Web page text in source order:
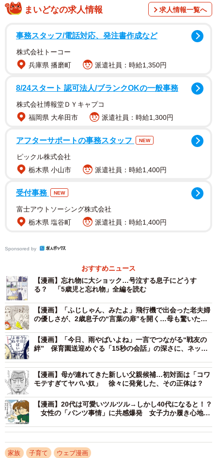
幼稚園に忘れてしまったことに気づき、「もうだめだ…だ
いしっぱいだ…」「めっちゃわるいことした！！」と号泣
してしまいました。そこにるしこさんが登場し、まずは息
たら話せるように優しく話しかけるのでした。
次に息子の気持ちをいくつかの選択肢の中から選んでもら
「怒られるかもしれないと思うと怖い」と答えた息子に対
と順序立てて説明するのでした。
まいどなの求人情報 求人情報一覧へ
事務スタッフ/電話対応、発注書作成など
株式会社トーコー
兵庫県 播磨町
派遣社員：時給1,350円
8/24スタート 認可法人/ブランクOKの一般事務
株式会社博報堂ＤＹキャプコ
福岡県 大牟田市
派遣社員：時給1,300円
アフターサポートの事務スタッフ NEW
ピックル株式会社
栃木県 小山市
派遣社員：時給1,400円
受付事務 NEW
富士アウトソーシング株式会社
栃木県 塩谷町
派遣社員：時給1,400円
Sponsored by
おすすめニュース
【漫画】忘れ物に大ショック…号泣する息子にどうす
る？ 「5歳児と忘れ物」全編を読む
【漫画】「ふじしゃん、みたよ」飛行機で出会った老夫婦
の優しさが、2歳息子の“言葉の扉”を開く…母も驚いた成
【漫画】「今日、雨やばいよね」一言でつながる“戦友の
絆” 保育園送迎めぐる「15秒の会話」の深さに、ネット
【漫画】母が連れてきた新しい父親候補…初対面は「コワ
モテすぎてヤバい奴」 徐々に発覚した、その正体は？
【漫画】20代は可愛いツルツル→しかし40代になると！？
女性の「パンツ事情」に共感爆発 女子力か履き心地
家族 子育て ウェブ漫画